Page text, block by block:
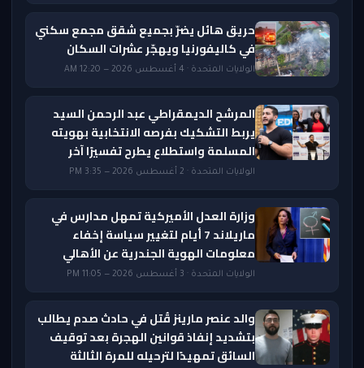
حريق هائل يضرّ بجميع شقق مجمع سكني
في كاليفورنيا ويهجّر عشرات السكان
الولايات المتحدة · 4 أغسطس 2026 — 12:20 AM
المرشح الديمقراطي عبد الرحمن السيد
يربط التشكيك بفرصه الانتخابية بهويته
المسلمة واستطلاع يطرح تفسيرًا آخر
الولايات المتحدة · 2 أغسطس 2026 — 3:35 PM
وزارة العدل الأميركية تمهل مدارس في
ماريلاند 7 أيام لتغيير سياسة إخفاء
معلومات الهوية الجندرية عن الأهالي
الولايات المتحدة · 3 أغسطس 2026 — 11:05 PM
والد عنصر مارينز قُتل في حادث صدم يطالب
بتشديد إنفاذ قوانين الهجرة بعد توقيف
السائق تمهيدًا لترحيله للمرة الثالثة